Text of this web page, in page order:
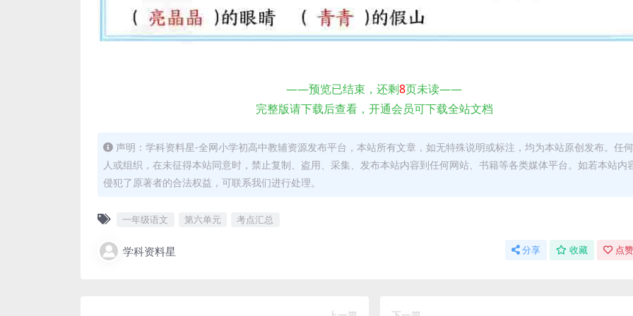
——预览已结束，还剩8页未读——
完整版请下载后查看，开通会员可下载全站文档
声明：学科资料星-全网小学初高中教辅资源发布平台，本站所有文章，如无特殊说明或标注，均为本站原创发布。任
人或组织，在未征得本站同意时，禁止复制、盗用、采集、发布本站内容到任何网站、书籍等各类媒体平台。如若本站内
侵犯了原著者的合法权益，可联系我们进行处理。
一年级语文 第六单元 考点汇总
学科资料星 分享 收藏 点